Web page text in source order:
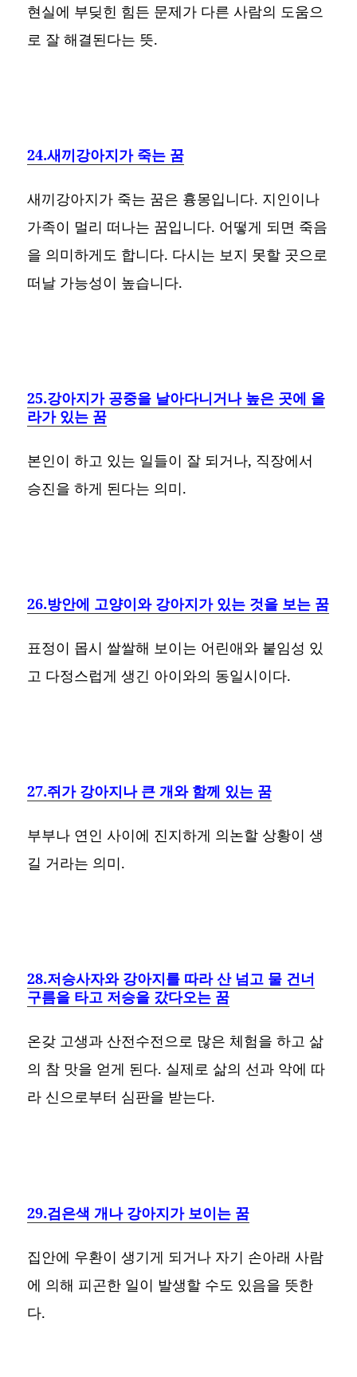
현실에 부딪힌 힘든 문제가 다른 사람의 도움으
로 잘 해결된다는 뜻.
24.새끼강아지가 죽는 꿈
새끼강아지가 죽는 꿈은 흉몽입니다. 지인이나
가족이 멀리 떠나는 꿈입니다. 어떻게 되면 죽음
을 의미하게도 합니다. 다시는 보지 못할 곳으로
떠날 가능성이 높습니다.
25.강아지가 공중을 날아다니거나 높은 곳에 올
라가 있는 꿈
본인이 하고 있는 일들이 잘 되거나, 직장에서
승진을 하게 된다는 의미.
26.방안에 고양이와 강아지가 있는 것을 보는 꿈
표정이 몹시 쌀쌀해 보이는 어린애와 붙임성 있
고 다정스럽게 생긴 아이와의 동일시이다.
27.쥐가 강아지나 큰 개와 함께 있는 꿈
부부나 연인 사이에 진지하게 의논할 상황이 생
길 거라는 의미.
28.저승사자와 강아지를 따라 산 넘고 물 건너
구름을 타고 저승을 갔다오는 꿈
온갖 고생과 산전수전으로 많은 체험을 하고 삶
의 참 맛을 얻게 된다. 실제로 삶의 선과 악에 따
라 신으로부터 심판을 받는다.
29.검은색 개나 강아지가 보이는 꿈
집안에 우환이 생기게 되거나 자기 손아래 사람
에 의해 피곤한 일이 발생할 수도 있음을 뜻한
다.